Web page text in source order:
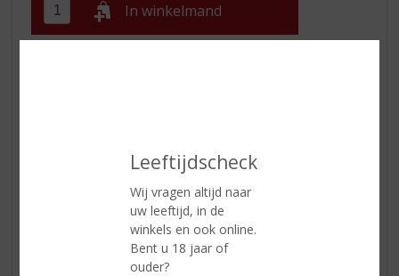
Leeftijdscheck
Wij vragen altijd naar
uw leeftijd, in de
winkels en ook online.
Bent u 18 jaar of
ouder?
In winkelmand
Viura, Tempranillo blanco,
Sauvignon Blanc
75 CL
Alcoholpercentage
13.5% vol